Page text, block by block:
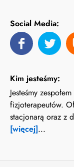
Social Media:
Kim jesteśmy:
Jesteśmy
fizjoterapeutów.
stacjonarą oraz z
[więcej]...